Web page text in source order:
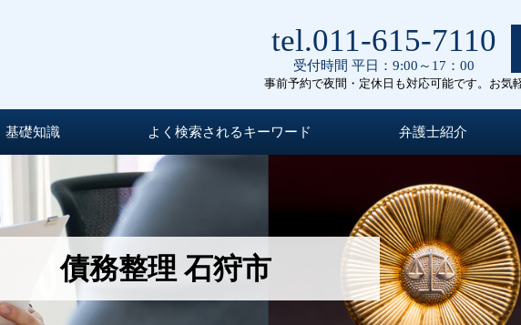
債務整理 石狩市
tel.011-615-7110
受付時間 平日：9:00～17：00
事前予約で夜間・定休日も対応可能です。お気
基礎知識 よく検索されるキーワード 弁護士紹介